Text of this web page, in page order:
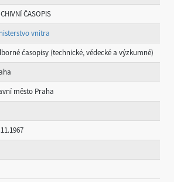
ČASOPIS
vnitra
časopisy (technické, vědecké a výzkumné)
město Praha